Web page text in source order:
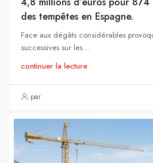
des tempêtes en Espagne.
Face aux dégâts considérables
successives sur les...
continuer la lecture
par